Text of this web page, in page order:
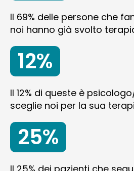
Il 69% delle persone che
noi hanno già svolto
12%
Il 12% di queste è
sceglie noi per la sua
25%